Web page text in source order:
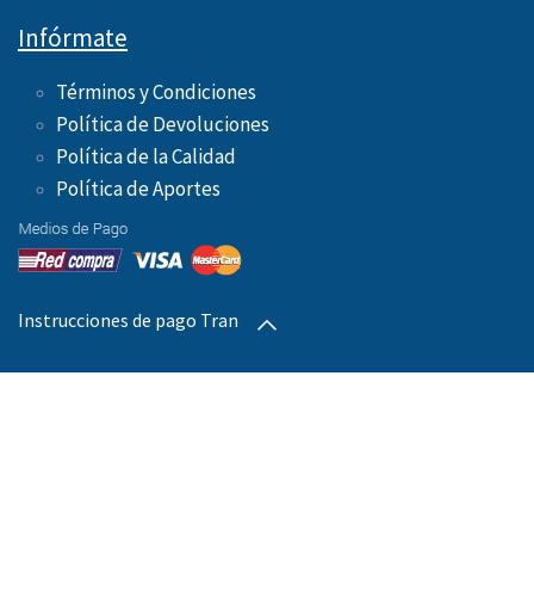
Infórmate
Términos y Condiciones
Política de Devoluciones
Política de la Calidad
Política de Aportes ​
Instrucciones de pago Transbank